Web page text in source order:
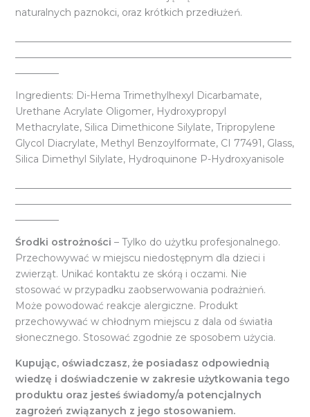
naturalnych paznokci, oraz krótkich przedłużeń.
Ingredients: Di-Hema Trimethylhexyl Dicarbamate,
Urethane Acrylate Oligomer, Hydroxypropyl
Methacrylate, Silica Dimethicone Silylate, Tripropylene
Glycol Diacrylate, Methyl Benzoylformate, CI 77491, Glass,
Silica Dimethyl Silylate, Hydroquinone P-Hydroxyanisole
Środki ostrożności – Tylko do użytku profesjonalnego.
Przechowywać w miejscu niedostępnym dla dzieci i
zwierząt. Unikać kontaktu ze skórą i oczami. Nie
stosować w przypadku zaobserwowania podrażnień.
Może powodować reakcje alergiczne. Produkt
przechowywać w chłodnym miejscu z dala od światła
słonecznego. Stosować zgodnie ze sposobem użycia.
Kupując, oświadczasz, że posiadasz odpowiednią
wiedzę i doświadczenie w zakresie użytkowania tego
produktu oraz jesteś świadomy/a potencjalnych
zagrożeń związanych z jego stosowaniem.